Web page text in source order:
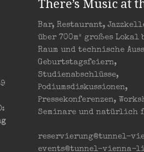
There’s Music at
Bar, Restaurant,
über 700m² großes Lokal
Raum und technische
Geburtstagsfeiern,
Studienabschlüsse,
Podiumsdiskussionen,
Pressekonferenzen,
Seminare und natürlich
reservierung@tunnel-
events@tunnel-vienna-